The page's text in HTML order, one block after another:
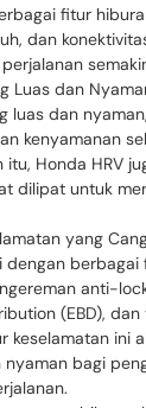
fitur
dan
Luas dan
luas dan
kenyamanan
itu, Honda HRV
dilipat untuk
yang
dengan
anti-
(EBD),
keselamatan ini
nyaman bagi